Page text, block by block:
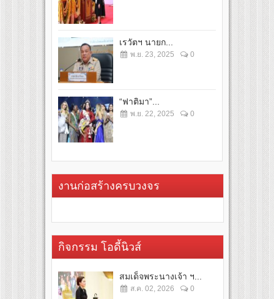
เรวัตฯ นายก...
พ.ย. 23, 2025 0
“ฟาติมา”...
พ.ย. 22, 2025 0
งานก่อสร้างครบวงจร
กิจกรรม โอดี้นิวส์
สมเด็จพระนางเจ้า ฯ...
ส.ค. 02, 2026 0